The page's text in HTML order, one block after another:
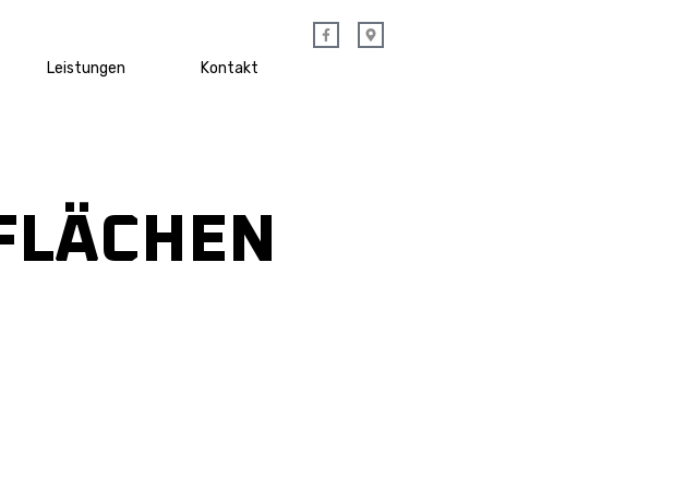
Leistungen Kontakt